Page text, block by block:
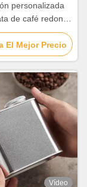
personalizada
de café redonda
en tapa / válvulas
escape
El Mejor Precio
Vídeo